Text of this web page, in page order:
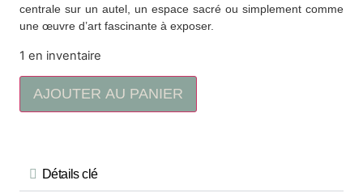
centrale sur un autel, un espace sacré ou simplement comme
une œuvre d’art fascinante à exposer.
1 en inventaire
AJOUTER AU PANIER
Détails clé